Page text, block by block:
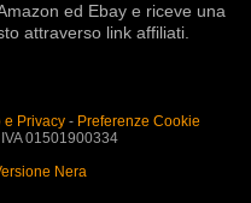
ed Ebay e riceve una
attraverso link affiliati.
e Privacy- Preferenze Cookie
01501900334
Nera